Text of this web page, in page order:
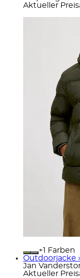
Aktueller Preis
+
Farben
Outdoorjacke
Jan
Aktueller Preis